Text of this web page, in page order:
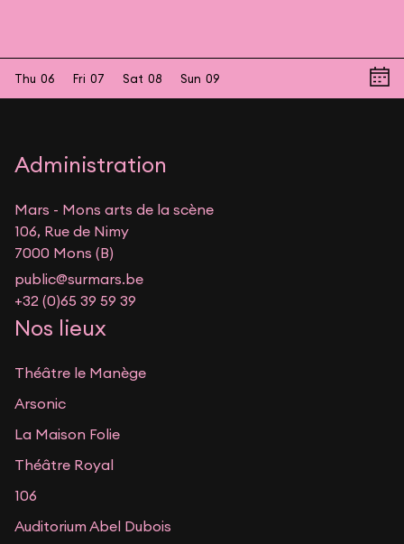
Thu 06 Fri 07 Sat 08 Sun 09
Administration
Mars - Mons arts de la scène
106, Rue de Nimy
7000 Mons (B)
public@surmars.be
+32 (0)65 39 59 39
Nos lieux
Théâtre le Manège
Arsonic
La Maison Folie
Théâtre Royal
106
Auditorium Abel Dubois